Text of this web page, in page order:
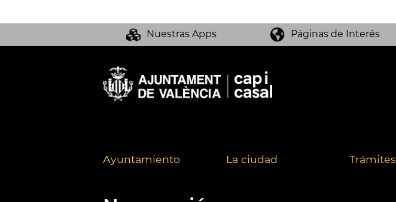
Nuestras Apps Páginas de Interés
Ayuntamiento La ciudad Trámites